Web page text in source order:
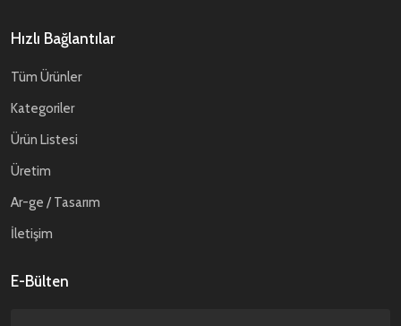
Hızlı Bağlantılar
Tüm Ürünler
Kategoriler
Ürün Listesi
Üretim
Ar-ge / Tasarım
İletişim
E-Bülten